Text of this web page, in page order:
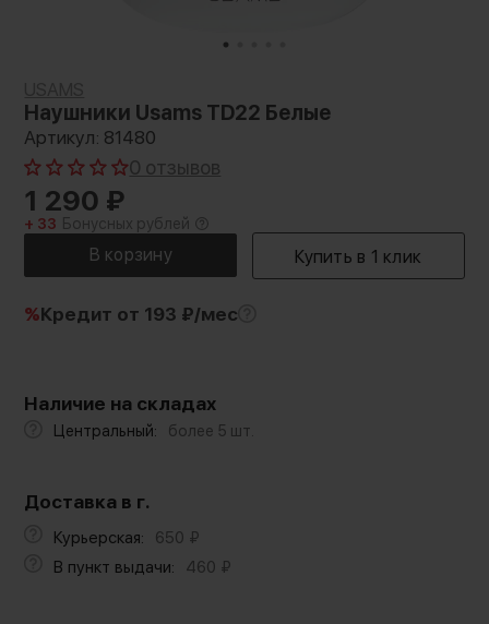
Наушники Usams TD22 Белые
Артикул: 81480
0 отзывов
1 290 ₽
+ 33 Бонусных рублей
%Кредит от 193 ₽/мес
Наличие на складах
Центральный: более 5 шт.
Доставка в г.
Курьерская: 650 ₽
В пункт выдачи:
460 ₽